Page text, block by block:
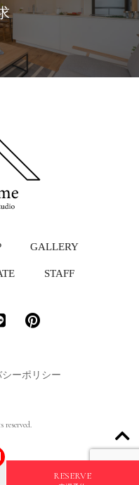
GALLERY
STAFF
ーポリシー
RESERVE